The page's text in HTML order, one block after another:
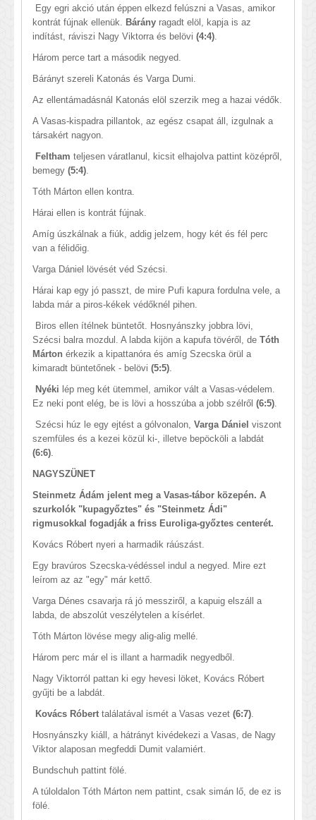
Egy egri akció után éppen elkezd felúszni a Vasas, amikor
kontrát fújnak ellenük. Bárány ragadt elöl, kapja is az
indítást, ráviszi Nagy Viktorra és belövi (4:4)
Három perce tart a második negyed.
Bárányt szereli Katonás és Varga Dumi.
Az ellentámadásnál Katonás elöl szerzik meg a hazai védők.
A Vasas-kispadra pillantok, az egész csapat áll, izgulnak a
társakért nagyon.
Feltham teljesen váratlanul, kicsit elhajolva pattint középről,
bemegy (5:4)
Tóth Márton ellen kontra.
Hárai ellen is kontrát fújnak.
Amíg úszkálnak a fiúk, addig jelzem, hogy két és fél perc
van a félidőig.
Varga Dániel lövését véd Szécsi.
Hárai kap egy jó passzt, de mire Pufi kapura fordulna vele, a
labda már a piros-kékek védőknél pihen.
Biros ellen ítélnek büntetőt. Hosnyánszky jobbra lövi,
Szécsi balra mozdul. A labda kijön a kapufa tövéről, de Tóth
Márton érkezik a kipattanóra és amíg Szecska örül a
kimaradt büntetőnek - belövi (5:5)
Nyéki lép meg két ütemmel, amikor vált a Vasas-védelem.
Ez neki pont elég, be is lövi a hosszúba a jobb szélről (6:5)
Szécsi húz le egy ejtést a gólvonalon, Varga Dániel viszont
szemfüles és a kezei közül ki-, illetve bepöcköli a labdát
(6:6)
NAGYSZÜNET
Steinmetz Ádám jelent meg a Vasas-tábor közepén. A
szurkolók "kupagyőztes" és "Steinmetz Ádi"
rigmusokkal fogadják a friss Euroliga-győztes centerét.
Kovács Róbert nyeri a harmadik ráúszást.
Egy bravúros Szecska-védéssel indul a negyed. Mire ezt
leírom az az "egy" már kettő.
Varga Dénes csavarja rá jó messziről, a kapuig elszáll a
labda, de abszolút veszélytelen a kísérlet.
Tóth Márton lövése megy alig-alig mellé.
Három perc már el is illant a harmadik negyedből.
Nagy Viktorról pattan ki egy hevesi löket, Kovács Róbert
gyűjti be a labdát.
Kovács Róbert találatával ismét a Vasas vezet (6:7)
Hosnyánszky kiáll, a hátrányt kivédekezi a Vasas, de Nagy
Viktor alaposan megfeddi Dumit valamiért.
Bundschuh pattint fölé.
A túloldalon Tóth Márton nem pattint, csak simán lő, de ez is
fölé.